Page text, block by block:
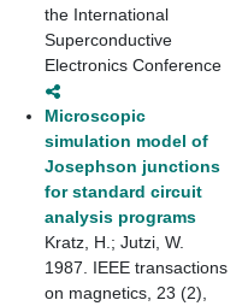
the International
Superconductive
Electronics Conference
Microscopic
simulation model of
Josephson junctions
for standard circuit
analysis programs
Kratz, H.; Jutzi, W.
1987. IEEE transactions
on magnetics, 23 (2),